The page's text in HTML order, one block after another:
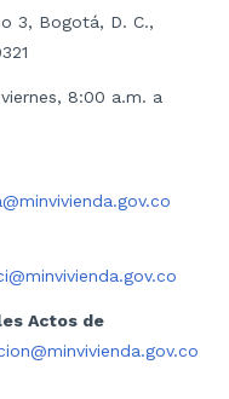
3, Bogotá, D. C.,
8:00 a.m. a
Actos de